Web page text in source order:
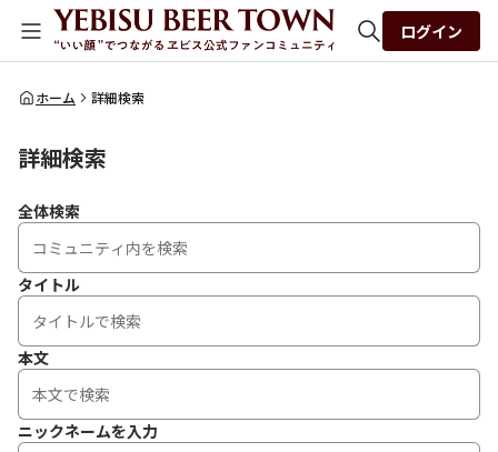
全体検索
ログイン
ホーム 詳細検索
詳細検索
全体検索
タイトル
本文
ニックネームを入力